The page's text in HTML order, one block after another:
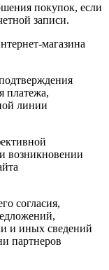
покупок, если
записи.
магазина
платежа,
линии
возникновении
согласия,
и иных сведений
партнеров